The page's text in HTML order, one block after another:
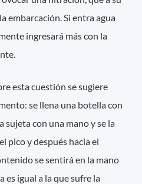
embarcación. Si entra agua
ingresará más con la
esta cuestión se sugiere
se llena una botella con
sujeta con una mano y se la
pico y después hacia el
se sentirá en la mano
es igual a la que sufre la